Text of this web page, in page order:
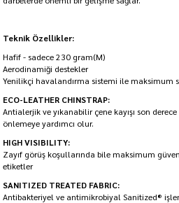
Teknik Özellikler:
Hafif - sadece 230 gram(M)
Aerodinamiği destekler
Yenilikçi havalandırma sistemi ile maksimum
ECO-LEATHER CHINSTRAP:
Antialerjik ve yıkanabilir çene kayışı son
önlemeye yardımcı olur.
HIGH VISIBILITY:
Zayıf görüş koşullarında bile maksimum
etiketler
SANITIZED TREATED FABRIC:
Antibakteriyel ve antimikrobiyal Sanitized®